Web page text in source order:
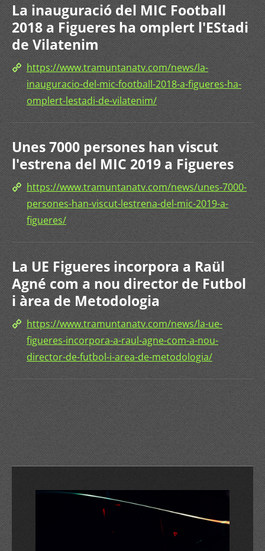
La inauguració del MIC Football
2018 a Figueres ha omplert l'EStadi
de Vilatenim
https://www.tramuntanatv.com/news/la-
inauguracio-del-mic-football-2018-a-figueres-ha-
omplert-lestadi-de-vilatenim/
Unes 7000 persones han viscut
l'estrena del MIC 2019 a Figueres
https://www.tramuntanatv.com/news/unes-7000-
persones-han-viscut-lestrena-del-mic-2019-a-
figueres/
La UE Figueres incorpora a Raül
Agné com a nou director de Futbol
i àrea de Metodologia
https://www.tramuntanatv.com/news/la-ue-
figueres-incorpora-a-raul-agne-com-a-nou-
director-de-futbol-i-area-de-metodologia/